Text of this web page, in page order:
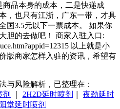
品本身的成本，二是快递成
，也只有江浙，广东一带，才具
国3.5元以下一票成本。 如果你
胆的去做吧！ 商家入驻入口:
以上就是小
版商家怎样入驻的资讯，希望有
与风险解析，已整理在：
2H2D延时喷剂
夜劲延时
堂延时喷剂